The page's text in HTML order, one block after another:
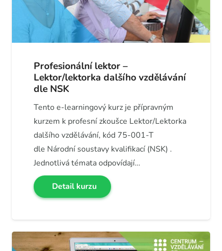
Profesionální lektor –
Lektor/lektorka dalšího vzdělávání
dle NSK
Tento e-learningový kurz je přípravným
kurzem k profesní zkoušce Lektor/Lektorka
dalšího vzdělávání, kód 75-001-T
dle Národní soustavy kvalifikací (NSK) .
Jednotlivá témata odpovídají…
Detail kurzu